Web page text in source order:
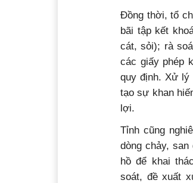
Đồng thời, tổ
bãi tập kết
cát, sỏi); rà
các giấy phép
quy định. Xử lý
tạo sự khan
lợi.
Tỉnh cũng
dòng chảy,
hồ để khai
soát, đề xuất